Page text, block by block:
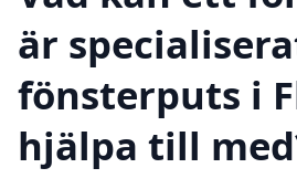
är
fönsterputs i
hjälpa till